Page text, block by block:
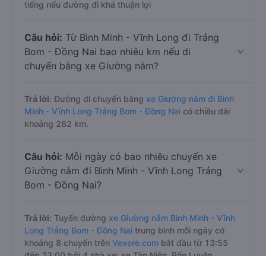
tiếng nếu đường đi khá thuận lợi
Câu hỏi: Từ Bình Minh - Vĩnh Long đi Trảng
Bom - Đồng Nai bao nhiêu km nếu di
chuyển bằng xe Giường nằm?
Trả lời: Đường di chuyển bằng xe Giường nằm đi Bình
Minh - Vĩnh Long Trảng Bom - Đồng Nai có chiều dài
khoảng 262 km.
Câu hỏi: Mỗi ngày có bao nhiêu chuyến xe
Giường nằm đi Bình Minh - Vĩnh Long Trảng
Bom - Đồng Nai?
Trả lời: Tuyến đường xe Giường nằm Bình Minh - Vĩnh
Long Trảng Bom - Đồng Nai trung bình mỗi ngày có
khoảng 8 chuyến trên Vexere.com bắt đầu từ 13:55